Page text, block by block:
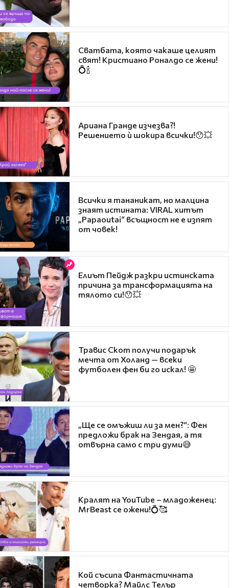
Сватбата, която чакаше целият
свят! Кристиано Роналдо се жени!
💍🍾
Ариана Гранде изчезва?!
Решението ѝ шокира всички!😯💥
Всички я тананикат, но малцина
знаят истината: VIRAL хитът
„Papaoutai“ всъщност не е изпят
от човек!
Елиът Пейдж разкри истинската
причина за трансформацията на
тялото си!😯💥
Травис Скот получи подарък
мечта от Холанд — всеки
футболен фен би го искал! 🤩
„Ще се омъжиш ли за мен?“: Фен
предложи брак на Зендая, а тя
отвърна само с три думи😅
Кралят на YouTube – младоженец:
MrBeast се ожени!💍🥰
Кой съсипа Фантастичната
четворка? Майлс Телър